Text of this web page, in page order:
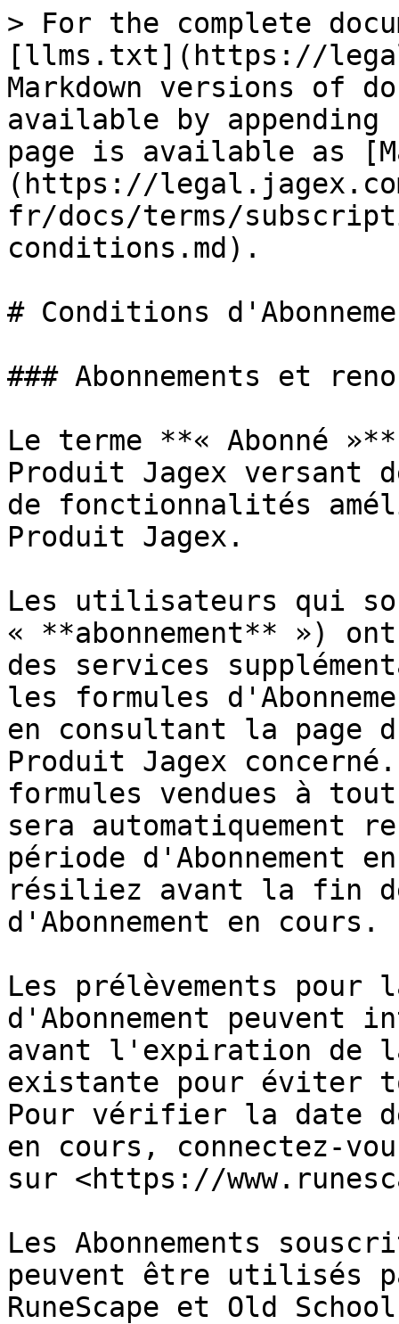
> For the complete
[llms.txt](https://
Markdown versions of
available by
page is available as
(https://
fr/docs/terms/
conditions.md).
# Conditions
### Abonnements et
Le terme **« Abonné
Produit Jagex
de fonctionnalités
Produit Jagex.
Les utilisateurs qui
« **abonnement** »)
des services
les formules
en consultant la page
Produit Jagex
formules vendues à tout
sera automatiquement
période d'Abonnement
résiliez avant la fin
d'Abonnement en cours.
Les prélèvements pour
d'Abonnement peuvent
avant l'expiration de la
existante pour éviter
Pour vérifier la date
en cours, connectez-
sur <https://
Les Abonnements
peuvent être utilisés
RuneScape et Old